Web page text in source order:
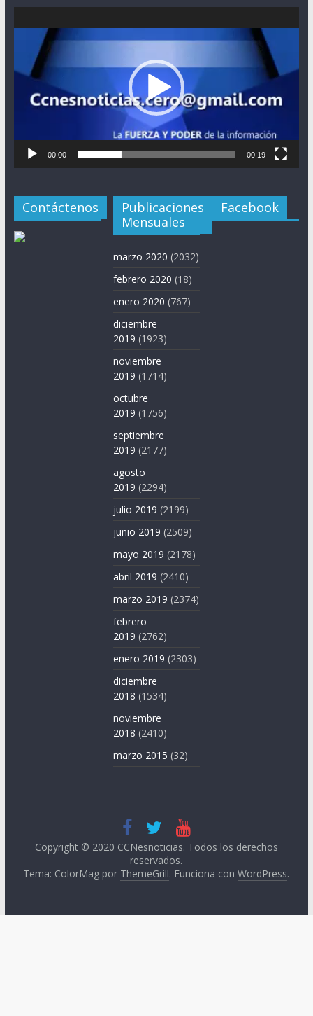
de
00:00 00:19
Contáctenos
Publicaciones
Mensuales
marzo 2020 (2032)
febrero 2020 (18)
enero 2020 (767)
diciembre
2019 (1923)
noviembre
2019 (1714)
octubre
2019 (1756)
septiembre
2019 (2177)
agosto
2019 (2294)
julio 2019 (2199)
junio 2019 (2509)
mayo 2019 (2178)
abril 2019 (2410)
marzo 2019 (2374)
febrero
2019 (2762)
enero 2019 (2303)
diciembre
2018 (1534)
noviembre
2018 (2410)
marzo 2015 (32)
Facebook
Copyright © 2020 CCNesnoticias. Todos los derechos
reservados.
Tema: ColorMag por ThemeGrill. Funciona conWordPress.